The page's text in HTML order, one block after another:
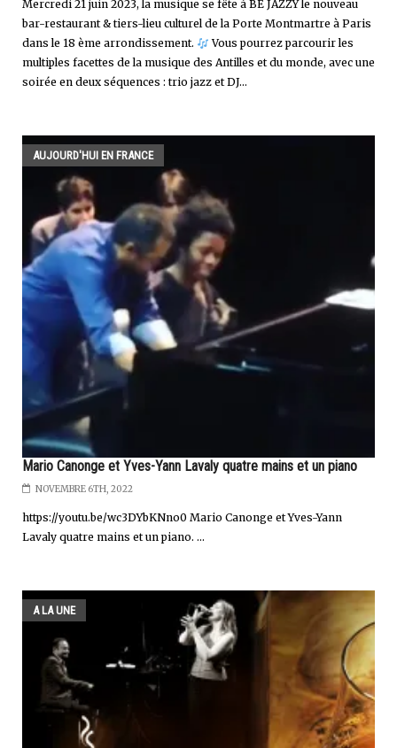
Mercredi 21 juin 2023, la musique se fête à BE JAZZY le nouveau
bar-restaurant & tiers-lieu culturel de la Porte Montmartre à Paris
dans le 18 ème arrondissement.
Vous pourrez parcourir les
multiples facettes de la musique des Antilles et du monde, avec une
soirée en deux séquences : trio jazz et DJ...
AUJOURD'HUI EN FRANCE
Mario Canonge et Yves-Yann Lavaly quatre mains et un piano
NOVEMBRE 6TH, 2022
https://youtu.be/wc3DYbKNno0 Mario Canonge et Yves-Yann
Lavaly quatre mains et un piano. ...
A LA UNE